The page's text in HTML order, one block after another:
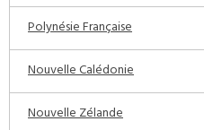
Polynésie Française
Nouvelle Calédonie
Nouvelle Zélande